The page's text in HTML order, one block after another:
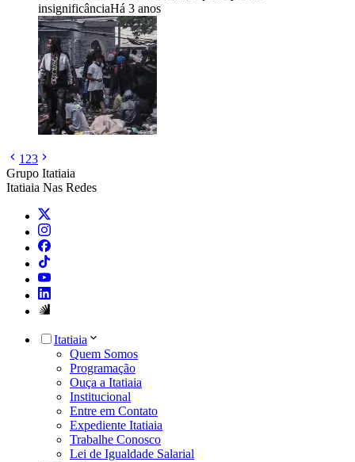
insignificânciaHá 3 anos
1 23
Grupo Itatiaia
Itatiaia Nas Redes
Itatiaia
Quem Somos
Programação
Ouça a Itatiaia
Institucional
Entre em Contato
Expediente Itatiaia
Trabalhe Conosco
Lei de Igualdade Salarial